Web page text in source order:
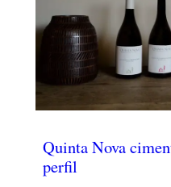
Quinta Nova
perfil